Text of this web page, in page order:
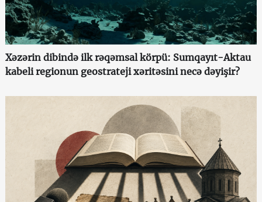
Xəzərin dibində ilk rəqəmsal körpü: Sumqayıt-Aktau
kabeli regionun geostrateji xəritəsini necə dəyişir?